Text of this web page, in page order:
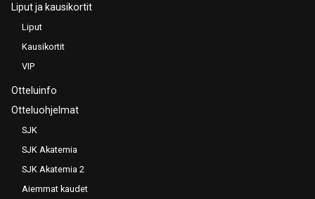
Liput ja kausikortit
Liput
Kausikortit
VIP
Otteluinfo
Otteluohjelmat
SJK
SJK Akatemia
SJK Akatemia 2
Aiemmat kaudet